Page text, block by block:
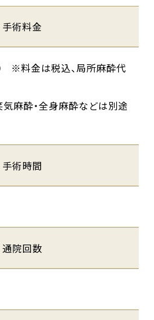
手術料金
料金は税込、局所⿇酔代
気⿇酔・全⾝⿇酔などは別途
手術時間
通院回数